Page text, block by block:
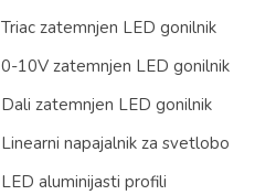
Triac zatemnjen LED gonilnik
0-10V zatemnjen LED gonilnik
Dali zatemnjen LED gonilnik
Linearni napajalnik za svetlobo
LED aluminijasti profili